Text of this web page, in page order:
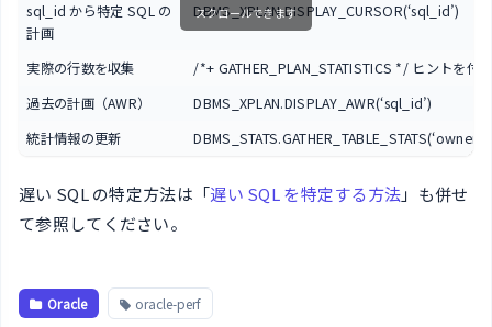
sql_id から特定 SQL の
計画
DBMS_XPLAN.DISPLAY_CURSOR(‘sql_id’)
実際の行数を収集
/*+ GATHER_PLAN_STATISTICS */ ヒントを付
過去の計画（AWR）
DBMS_XPLAN.DISPLAY_AWR(‘sql_id’)
統計情報の更新
DBMS_STATS.GATHER_TABLE_STATS(‘owner’,
スクロールできます
遅い SQL の特定方法は「遅い SQL を特定する方法」も併せ
て参照してください。
Oracle oracle-perf